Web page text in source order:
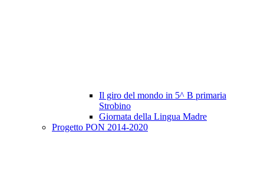
Il giro del mondo in 5^ B primaria
Strobino
Giornata della Lingua Madre
Progetto PON 2014-2020